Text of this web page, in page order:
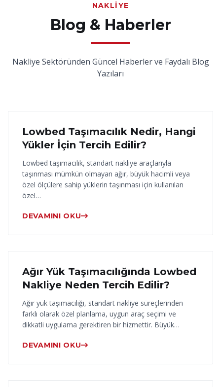
NAKLIYE
Blog & Haberler
Nakliye Sektöründen Güncel Haberler ve Faydalı Blog
Yazıları
18 Haziran 2026
Lowbed Taşımacılık Nedir, Hangi
Yükler İçin Tercih Edilir?
Lowbed taşımacılık, standart nakliye araçlarıyla
taşınması mümkün olmayan ağır, büyük hacimli veya
özel ölçülere sahip yüklerin taşınması için kullanılan
özel…
DEVAMINI OKU
17 Haziran 2026
Ağır Yük Taşımacılığında Lowbed
Nakliye Neden Tercih Edilir?
Ağır yük taşımacılığı, standart nakliye süreçlerinden
farklı olarak özel planlama, uygun araç seçimi ve
dikkatli uygulama gerektiren bir hizmettir. Büyük…
DEVAMINI OKU